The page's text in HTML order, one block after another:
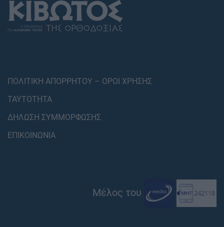
ΠΟΛΙΤΙΚΗ ΑΠΟΡΡΗΤΟΥ – ΟΡΟΙ ΧΡΗΣΗΣ
ΤΑΥΤΟΤΗΤΑ
ΔΗΛΩΣΗ ΣΥΜΜΟΡΦΩΣΗΣ
ΕΠΙΚΟΙΝΩΝΙΑ
Μέλος του